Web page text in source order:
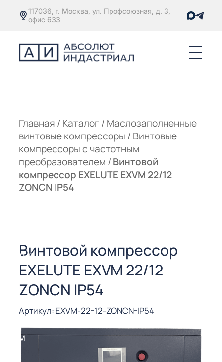
117036, г. Москва, ул. Профсоюзная, д. 3,
офис 633
Главная / Каталог/ Маслозаполненные
винтовые компрессоры / Винтовые
компрессоры с частотным
преобразователем / Винтовой
компрессор EXELUTE EXVM 22/12
ZONCN IP54
Винтовой компрессор
EXELUTE EXVM 22/12
ZONCN IP54
Артикул: EXVM-22-12-ZONCN-IP54
С